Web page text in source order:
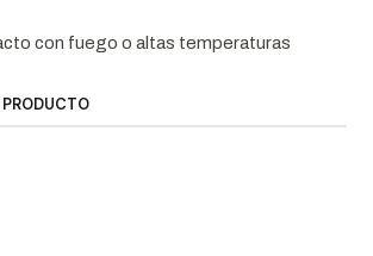
con fuego o altas temperaturas